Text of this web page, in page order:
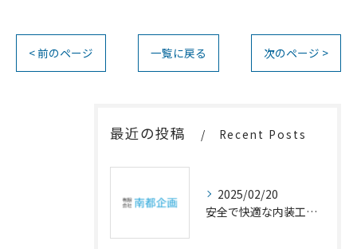
< 前のページ 一覧に戻る 次のページ >
最近の投稿 Recent Posts
2025/02/20
安全で快適な内装工事の重要性